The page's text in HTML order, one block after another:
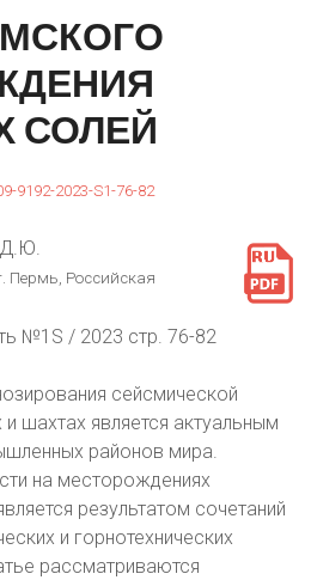
СОЛЕЙ
9192-2023-S1-76-82
Д.Ю.
Пермь, Российская
№1S / 2023 стр. 76-82
сейсмической
и шахтах является актуальным
районов мира.
на месторождениях
результатом сочетаний
и горнотехнических
рассматриваются